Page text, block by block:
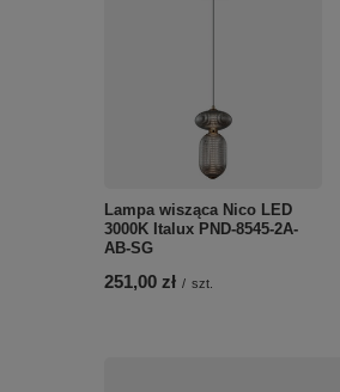
Lampa wisząca Nico LED
3000K Italux PND-8545-2A-
AB-SG
251,00 zł / szt.